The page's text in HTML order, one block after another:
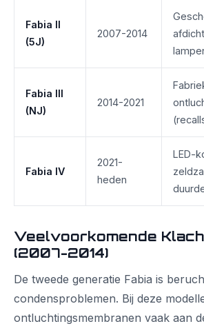
Fabia II
(5J)
2007-2014
Fabia III
(NJ)
2014-2021
Fabia IV
2021-
heden
LED-
Veelvoorkomende
(2007-2014)
De tweede generatie Fabia is
condensproblemen. Bij deze
ontluchtingsmembranen vaak aan